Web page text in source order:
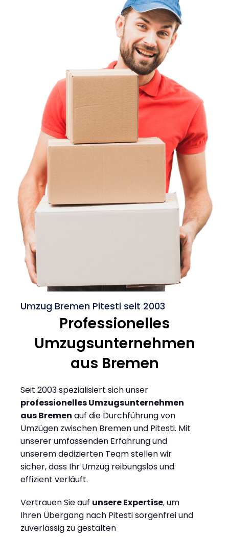
Umzug Bremen Pitesti seit 2003
Professionelles
Umzugsunternehmen
aus Bremen
Seit 2003 spezialisiert sich unser
professionelles Umzugsunternehmen
aus Bremen auf die Durchführung von
Umzügen zwischen Bremen und Pitesti. Mit
unserer umfassenden Erfahrung und
unserem dedizierten Team stellen wir
sicher, dass Ihr Umzug reibungslos und
effizient verläuft.
Vertrauen Sie auf unsere Expertise, um
Ihren Übergang nach Pitesti sorgenfrei und
zuverlässig zu gestalten